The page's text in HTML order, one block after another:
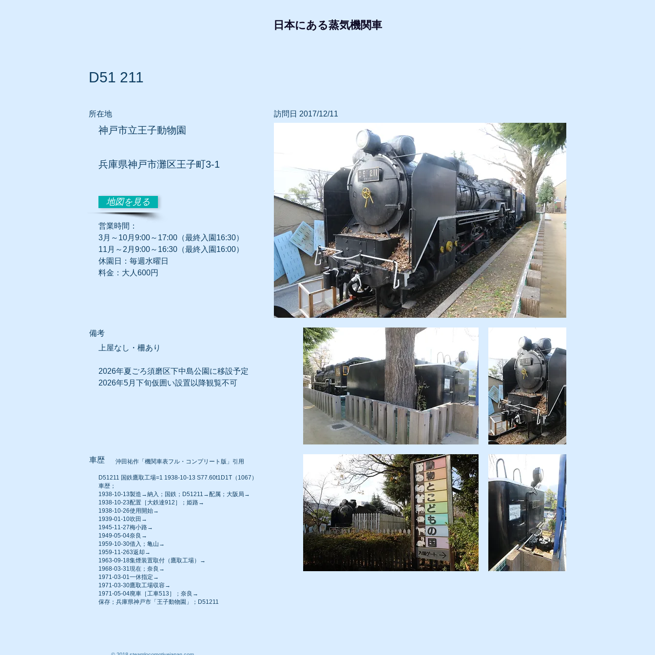
日本にある蒸気機関車
D51 211
所在地
神戸市立王子動物園
兵庫県神戸市灘区王子町3-1
地図を見る
営業時間：
3月～10月 9:00～17:00（最終入園16:30）
11月～2月 9:00～16:30（最終入園16:00）
休園日：毎週水曜日
料金：大人600円
訪問日 2017/12/11
​備考
上屋なし・柵あり
2026年夏ごろ須磨区下中島公園に移設予定
2026年5月下旬仮囲い設置以降観覧不可
車歴 沖田祐作「機関車表フル・コンプリート版」引用
D51211 国鉄鷹取工場=1 1938-10-13 S77.60t1D1T（1067）
車歴；
1938-10-13製造→納入；国鉄；D51211→配属；大阪局→
1938-10-23配置［大鉄達912］；姫路→
1938-10-26使用開始→
1939-01-10吹田→
1945-11-27梅小路→
1949-05-04奈良→
1959-10-30借入；亀山→
1959-11-263返却→
1963-09-18集煙装置取付（鷹取工場）→
1968-03-31現在；奈良→
1971-03-01一休指定→
1971-03-30鷹取工場収容→
1971-05-04廃車［工車513］；奈良→
保存；兵庫県神戸市「王子動物園」；D51211